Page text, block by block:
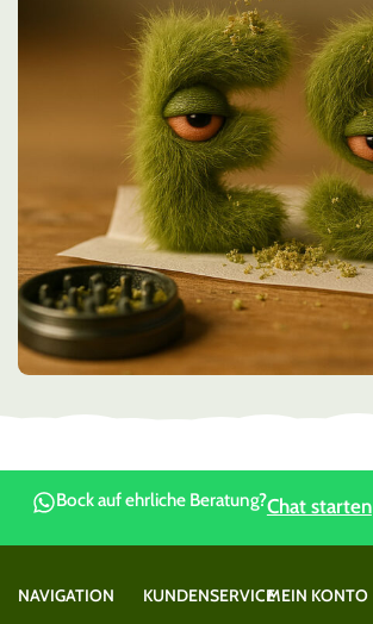
Bock auf ehrliche Beratung?Chat starten
NAVIGATION
KUNDENSERVICEMEIN KONTO